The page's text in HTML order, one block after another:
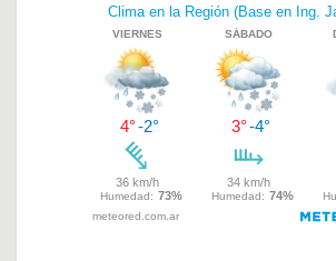
A
p
p
entradas